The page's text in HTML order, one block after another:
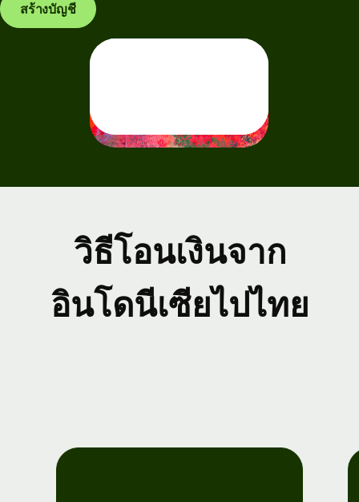
สร้างบัญชี
วิธีโอนเงินจาก
อินโดนีเซียไปไทย